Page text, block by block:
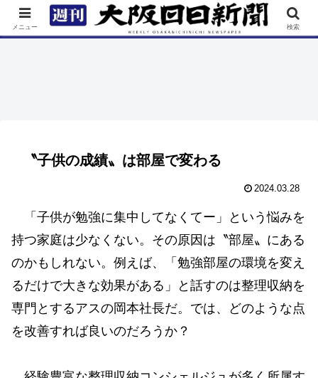
TOP 特集 ニュース 連載 街ネタ イベント
〝子供の成績〟は部屋で変わる
2024.03.28
「子供が勉強に集中してなくてー」という悩みを
持つ家庭は少なくない。その原因は〝部屋〟にある
のかもしれない。例えば、「勉強部屋の環境を変え
るだけで大きな効果がある」と話すのは整理収納を
専門とするアスの岡本社長だ。では、どのような点
を改善すれば良いのだろうか？
メニュー 検索